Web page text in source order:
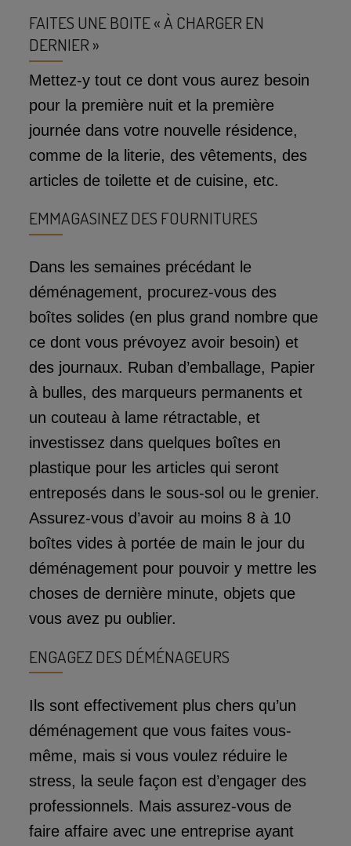
FAITES UNE BOITE « À CHARGER EN
DERNIER »
Mettez-y tout ce dont vous aurez besoin
pour la première nuit et la première
journée dans votre nouvelle résidence,
comme de la literie, des vêtements, des
articles de toilette et de cuisine, etc.
EMMAGASINEZ DES FOURNITURES
Dans les semaines précédant le
déménagement, procurez-vous des
boîtes solides (en plus grand nombre que
ce dont vous prévoyez avoir besoin) et
des journaux. Ruban d’emballage, Papier
à bulles, des marqueurs permanents et
un couteau à lame rétractable, et
investissez dans quelques boîtes en
plastique pour les articles qui seront
entreposés dans le sous-sol ou le grenier.
Assurez-vous d’avoir au moins 8 à 10
boîtes vides à portée de main le jour du
déménagement pour pouvoir y mettre les
choses de dernière minute, objets que
vous avez pu oublier.
ENGAGEZ DES DÉMÉNAGEURS
Ils sont effectivement plus chers qu’un
déménagement que vous faites vous-
même, mais si vous voulez réduire le
stress, la seule façon est d’engager des
professionnels. Mais assurez-vous de
faire affaire avec une entreprise ayant